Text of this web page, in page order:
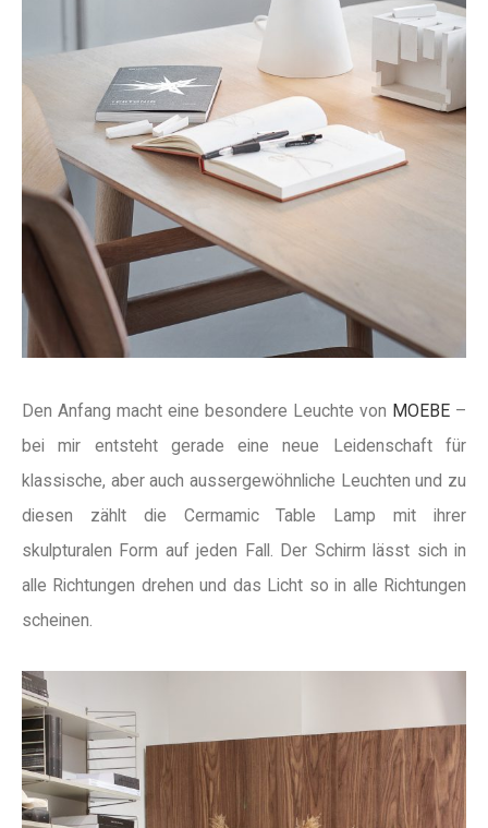
Den Anfang macht eine besondere Leuchte von MOEBE –
bei mir entsteht gerade eine neue Leidenschaft für
klassische, aber auch aussergewöhnliche Leuchten und zu
diesen zählt die Cermamic Table Lamp mit ihrer
skulpturalen Form auf jeden Fall. Der Schirm lässt sich in
alle Richtungen drehen und das Licht so in alle Richtungen
scheinen.